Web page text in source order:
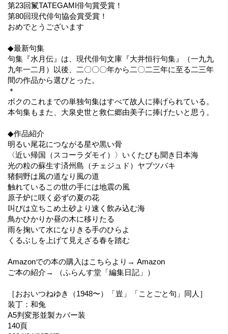
第23回鬣TATEGAMI俳句賞受賞！
第80回現代俳句協会賞受賞！
おめでとうございます
◆最新句集
句集『水月伝』は、現代俳句文庫『大井恒行句集』（一九九
九年一二月）以後、二〇〇〇年から二〇二三年に至る二三年
間の作品から選びとった。
＊
ボクのこれまでの単独句集はすべて故人に捧げられている。
本句集もまた、大泉史世と救仁郷由美子に捧げたいと思う。
◆作品紹介
明るい尾花につながる星や黒い骨
〈近い帰国（スコーラダモイ）〉いくたびも聞き日本海
光の粒の蘇生す済州島（チェジュド）ヤブツバキ
猪飼野は風の道なり風の道
触れているこの世の手には地震の風
原子炉に咲く必ずの夏の花
叫びは立ちこめ土砂より速く飲み込む海
鳥かひかりか昼の木に移りたる
雨を掬いて水になりきる手のひらよ
くるぶしを上げて見えざる春を踏む
Amazonでの本の購入はこちらより→ Amazon
ご本の紹介→ （ふらんす堂「編集日記」）
［おおいつねゆき（1948〜）「豈」「ことごと句」同人］
装丁：和兔
A5判変形並製カバー装
140頁